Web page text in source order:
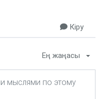
Кіру
Ең жаңасы